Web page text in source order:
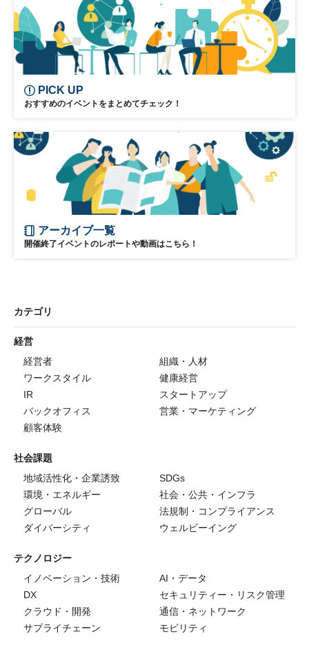
スタ★アトピッチ 参加無料
PICK UP
おすすめのイベントをまとめてチェック！
アーカイブ一覧
開催終了イベントのレポートや動画はこちら！
カテゴリ
経営
経営者
組織・人材
ワークスタイル
健康経営
IR
スタートアップ
バックオフィス
営業・マーケティング
顧客体験
社会課題
地域活性化・企業誘致
SDGs
環境・エネルギー
社会・公共・インフラ
グローバル
法規制・コンプライアンス
ダイバーシティ
ウェルビーイング
テクノロジー
イノベーション・技術
AI・データ
DX
セキュリティー・リスク管理
クラウド・開発
通信・ネットワーク
サプライチェーン
モビリティ